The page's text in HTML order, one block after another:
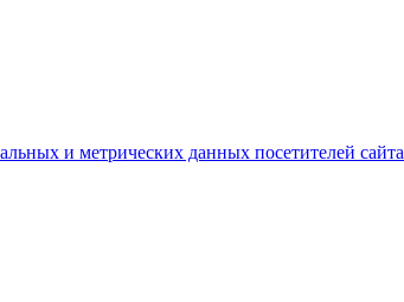
и метрических данных посетителей сайта